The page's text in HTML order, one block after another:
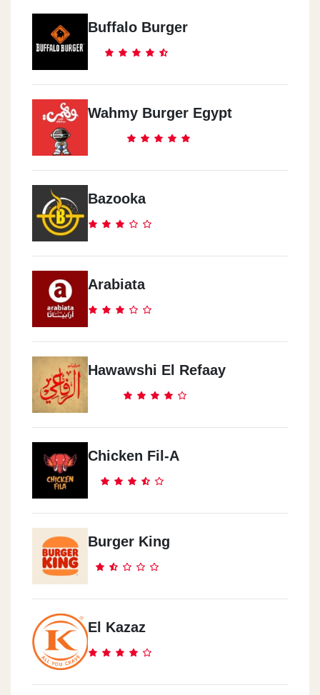
Mo`men - Roxy
Roxy Sq. (beside Cinema Roxy)
Mo`men - Sun City Mall
Sun City Mall, Autostrad Road
Silver Star Mall, Ekhnatoun St.
Mo`men - El Abbasia
Mo`men - El Sheik Zayed
Hyper 1, El Sheikh Zayed City
Mo`men - Mall Of Arabia
Mall Of Arabia, Juhayna Square
Mo`men - 6 October
2 American Co. Bldgs., The Central Corridor
Mo`men - New Maadi
7 /1 El Laselky St. Intersection Of El Nasr St.
Mo`men - El Maadi
Mo`men - El Mokattam
Petroleum Bldgs., Plot 9028, Rd. 9, Mokattam
Buffalo Burger
Wahmy Burger Egypt
Bazooka
Arabiata
Hawawshi El Refaay
Chicken Fil-A
Burger King
El Kazaz